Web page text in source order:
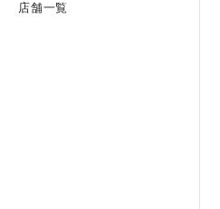
店舗一覧